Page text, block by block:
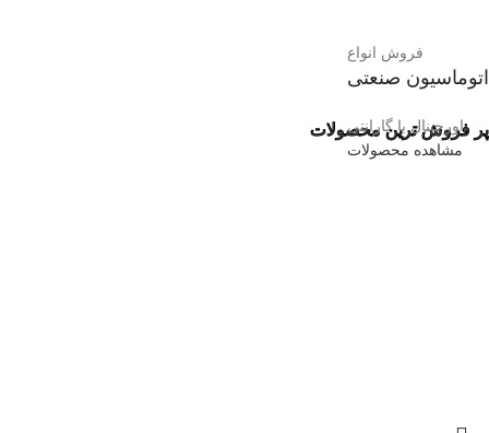
فروش انواع
اتوماسیون صنعتی
اورجینال با گارانتی
مشاهده محصولات
پر فروش ترین محصولات